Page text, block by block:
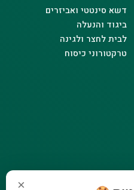
דשא סינטטי ואביזרים
ביגוד והנעלה
לבית לחצר ולגינה
טרקטורוני כיסוח
×